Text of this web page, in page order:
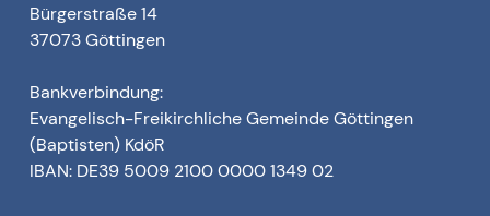
Bürgerstraße 14
37073 Göttingen
Bankverbindung:
Evangelisch-Freikirchliche Gemeinde Göttingen
(Baptisten) KdöR
IBAN: DE39 5009 2100 0000 1349 02